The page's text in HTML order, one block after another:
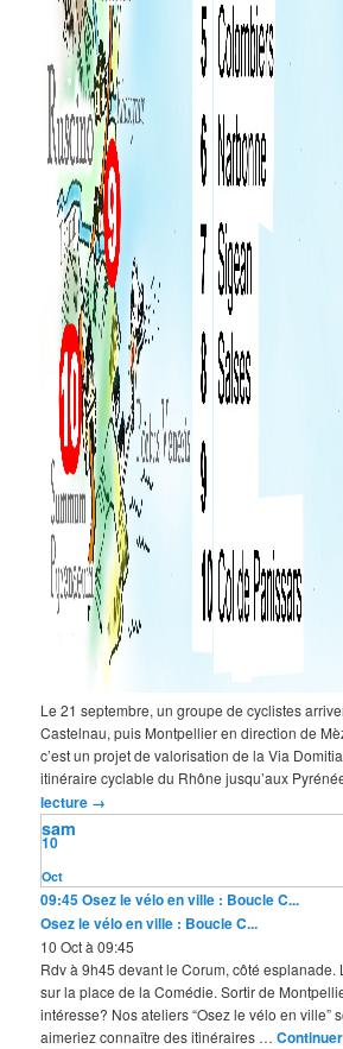
Le 21 septembre, un groupe de cyclistes
Castelnau, puis Montpellier en direction de
c’est un projet de valorisation de la Via
itinéraire cyclable du Rhône jusqu’aux
lecture →
Oct
10
sam
09:45Osez le vélo en ville : Boucle C...
Osez le vélo en ville : Boucle C...
10 Oct à 09:45
Rdv à 9h45 devant le Corum, côté esplanade.
sur la place de la Comédie. Sortir de
intéresse? Nos ateliers “Osez le vélo en ville”
aimeriez connaître des itinéraires …